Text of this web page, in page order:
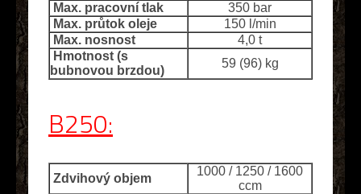
Max. pracovní tlak
350 bar
Max. průtok oleje
150 l/min
Max. nosnost
4,0 t
Hmotnost (s
bubnovou brzdou)
59 (96) kg
B250:
Zdvihový objem
1000 / 1250 / 1600
ccm